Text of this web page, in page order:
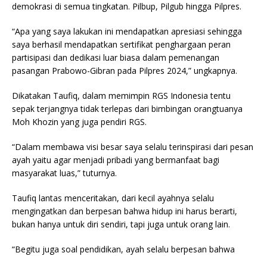
demokrasi di semua tingkatan. Pilbup, Pilgub hingga Pilpres.
“Apa yang saya lakukan ini mendapatkan apresiasi sehingga
saya berhasil mendapatkan sertifikat penghargaan peran
partisipasi dan dedikasi luar biasa dalam pemenangan
pasangan Prabowo-Gibran pada Pilpres 2024,” ungkapnya.
Dikatakan Taufiq, dalam memimpin RGS Indonesia tentu
sepak terjangnya tidak terlepas dari bimbingan orangtuanya
Moh Khozin yang juga pendiri RGS.
“Dalam membawa visi besar saya selalu terinspirasi dari pesan
ayah yaitu agar menjadi pribadi yang bermanfaat bagi
masyarakat luas,” tuturnya.
Taufiq lantas menceritakan, dari kecil ayahnya selalu
mengingatkan dan berpesan bahwa hidup ini harus berarti,
bukan hanya untuk diri sendiri, tapi juga untuk orang lain.
“Begitu juga soal pendidikan, ayah selalu berpesan bahwa